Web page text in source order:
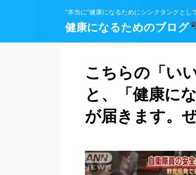
”本当に”健康になるためにシンクタンクとし
健康になるためのブログ
こちらの「い
と、「健康に
が届きます。